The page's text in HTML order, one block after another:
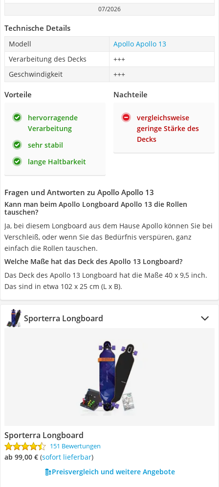
07/2026
Technische Details
Modell
Apollo Apollo 13
Verarbeitung des Decks
+++
Geschwindigkeit
+++
Vorteile
hervorragende
Verarbeitung
sehr stabil
lange Haltbarkeit
Nachteile
vergleichsweise
geringe Stärke des
Decks
Fragen und Antworten zu Apollo Apollo 13
Kann man beim Apollo Longboard Apollo 13 die Rollen
tauschen?
Ja, bei diesem Longboard aus dem Hause Apollo können Sie bei
Verschleiß, oder wenn Sie das Bedürfnis verspüren, ganz
einfach die Rollen tauschen.
Welche Maße hat das Deck des Apollo 13 Longboard?
Das Deck des Apollo 13 Longboard hat die Maße 40 x 9,5 inch.
Das sind in etwa 102 x 25 cm (L x B).
Sporterra Longboard
Sporterra Longboard
151 Bewertungen
ab 99,00 € ( Sofort lieferbar)
Preisvergleich und weitere Angebote